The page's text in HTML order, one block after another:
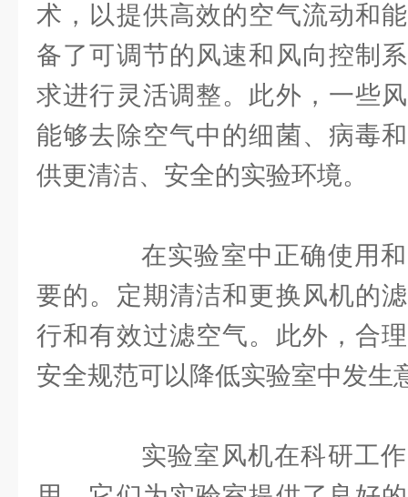
术，以提供高效的空气流动和
备了可调节的风速和风向控制
求进行灵活调整。此外，一些
能够去除空气中的细菌、病毒
供更清洁、安全的实验环境。
在实验室中正确使用和
要的。定期清洁和更换风机的
行和有效过滤空气。此外，合
安全规范可以降低实验室中发生
实验室风机在科研工作